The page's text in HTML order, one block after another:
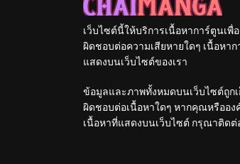
เว็บไซต์นี้ให้บริการเนื้อหาการ์ตูนเ
ผิดชอบต่อความเสียหายใดๆ เนื้อห
แสดงบนเว็บไซต์ของเรา
ข้อมูลและภาพทั้งหมดบนเว็บไซต์ถูก
ผิดชอบต่อเนื้อหาใดๆ หากคุณหรืออ
เนื้อหาที่แสดงบนเว็บไซต์ กรุณาติดต่